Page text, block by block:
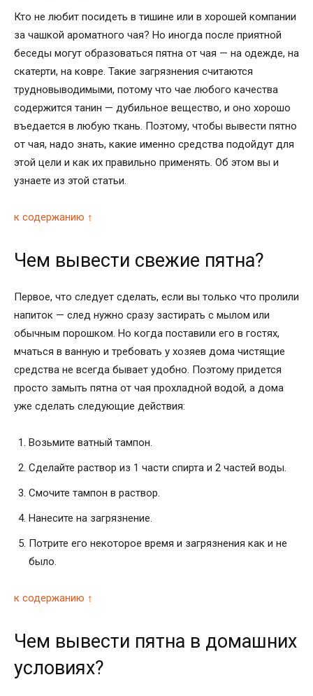
Кто не любит посидеть в тишине или в хорошей компании
за чашкой ароматного чая? Но иногда после приятной
беседы могут образоваться пятна от чая — на одежде, на
скатерти, на ковре. Такие загрязнения считаются
трудновыводимыми, потому что чае любого качества
содержится танин — дубильное вещество, и оно хорошо
въедается в любую ткань. Поэтому, чтобы вывести пятно
от чая, надо знать, какие именно средства подойдут для
этой цели и как их правильно применять. Об этом вы и
узнаете из этой статьи.
к содержанию ↑
Чем вывести свежие пятна?
Первое, что следует сделать, если вы только что пролили
напиток — след нужно сразу застирать с мылом или
обычным порошком. Но когда поставили его в гостях,
мчаться в ванную и требовать у хозяев дома чистящие
средства не всегда бывает удобно. Поэтому придется
просто замыть пятна от чая прохладной водой, а дома
уже сделать следующие действия:
Возьмите ватный тампон.
Сделайте раствор из 1 части спирта и 2 частей воды.
Смочите тампон в раствор.
Нанесите на загрязнение.
Потрите его некоторое время и загрязнения как и не
было.
к содержанию ↑
Чем вывести пятна в домашних
условиях?